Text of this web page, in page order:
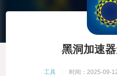
黑洞加速
工具 时间：2025-09-